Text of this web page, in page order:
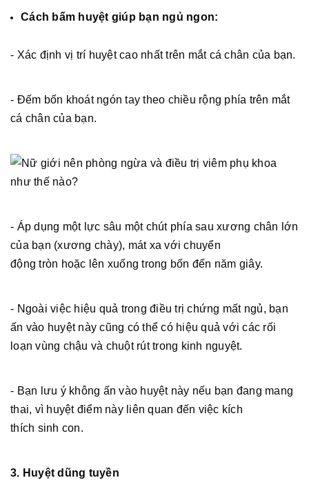
Cách bấm huyệt giúp bạn ngủ ngon:
- Xác định vị trí huyệt cao nhất trên mắt cá chân của bạn.
- Đếm bốn khoát ngón tay theo chiều rộng phía trên mắt
cá chân của bạn.
- Áp dụng một lực sâu một chút phía sau xương chân lớn
của bạn (xương chày), mát xa với chuyển
động tròn hoặc lên xuống trong bốn đến năm giây.
- Ngoài việc hiệu quả trong điều trị chứng mất ngủ, bạn
ấn vào huyệt này cũng có thể có hiệu quả với các rối
loạn vùng chậu và chuột rút trong kinh nguyệt.
- Bạn lưu ý không ấn vào huyệt này nếu bạn đang mang
thai, vì huyệt điểm này liên quan đến việc kích
thích sinh con.
3. Huyệt dũng tuyền